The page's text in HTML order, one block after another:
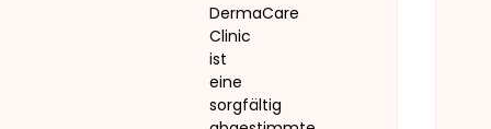
DermaCare
Clinic
ist
eine
sorgfältig